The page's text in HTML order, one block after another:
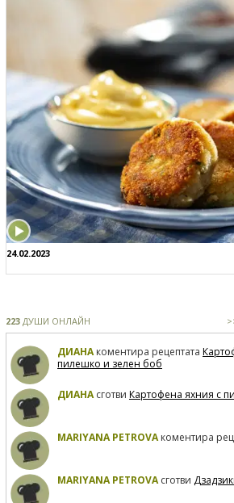
24.02.2023
223 ДУШИ ОНЛАЙН
ДИАНАкоментира рецептата
пилешко и зелен боб
ДИАНАсготви Картофена яхния с
MARIYANA PETROVAкоментира
MARIYANA PETROVAсготви